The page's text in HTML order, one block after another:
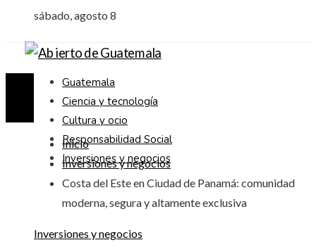
sábado, agosto 8
Guatemala
Ciencia y tecnología
Cultura y ocio
Responsabilidad Social
Inversiones y negocios
Inicio
Inversiones y negocios
Costa del Este en Ciudad de Panamá: comunidad
moderna, segura y altamente exclusiva
Inversiones y negocios